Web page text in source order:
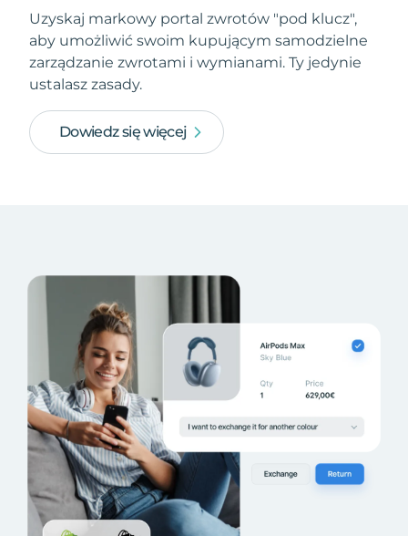
Uzyskaj markowy portal zwrotów "pod klucz",
aby umożliwić swoim kupującym samodzielne
zarządzanie zwrotami i wymianami. Ty jedynie
ustalasz zasady.
Dowiedz się więcej